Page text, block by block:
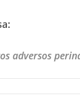
adversos